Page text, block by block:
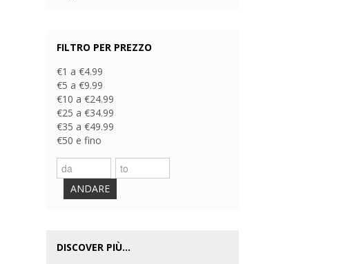
FILTRO PER PREZZO
€1 a €4.99
€5 a €9.99
€10 a €24.99
€25 a €34.99
€35 a €49.99
€50 e fino
ANDARE
DISCOVER PIÙ...